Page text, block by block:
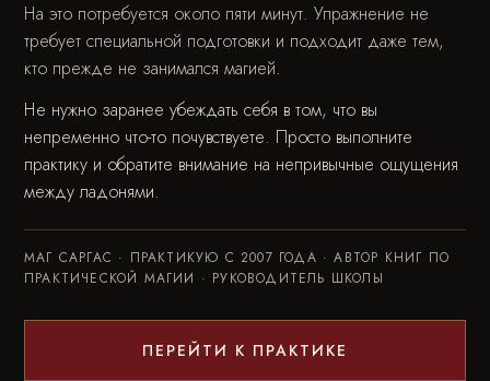
На это потребуется около пяти минут. Упражнение не
требует специальной подготовки и подходит даже тем,
кто прежде не занимался магией.
Не нужно заранее убеждать себя в том, что вы
непременно что-то почувствуете. Просто выполните
практику и обратите внимание на непривычные ощущения
между ладонями.
МАГ САРГАС · ПРАКТИКУЮ С 2007 ГОДА · АВТОР КНИГ ПО
ПРАКТИЧЕСКОЙ МАГИИ · РУКОВОДИТЕЛЬ ШКОЛЫ
ПЕРЕЙТИ К ПРАКТИКЕ